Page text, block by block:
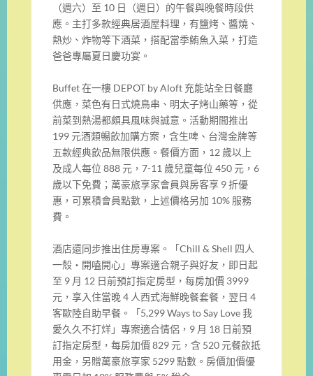
（週六）至 10 日（週日）的午餐與晚餐時段供
應。主打多款經典居酒屋料理，有鹽烤、醬燒、
熱炒、炸物等下酒菜，搭配當季鮪魚入菜，打造
爸爸專屬夏日慶功宴。
Buffet 在一樓 DEPOT by Aloft 充能站全日餐廳
供應，菜色有日式燒鳥串、明太子烤山藥等，從
前菜到熱湯都頗具風味與誠意。活動期間推出
199 元酒類暢飲加購方案，含生啤、台灣金牌等
五款經典飲品無限供應。餐價方面，12 歲以上
及成人每位 888 元，7-11 歲兒童每位 450 元，6
歲以下免費；萬豪旅享家會員與房客享 9 折優
惠，可累積會員點數，上述價格另加 10% 服務
費。
酒店還同步推出住房專案。「Chill & Shell 四人
一殼・開嗑開心」專案適合親子與好友，即日起
至 9 月 12 日前預訂指定房型，每房加價 3999
元，享入住當晚 4 人西式海鮮晚餐套餐，翌日 4
客歐陸自助早餐。「5,299 Ways to Say Love 我
愛久久不打烊」專案適合情侶，9 月 18 日前預
訂指定房型，每房加價 829 元，含 520 元餐飲抵
用金，另贈萬豪旅享家 5299 點數。房價加價優